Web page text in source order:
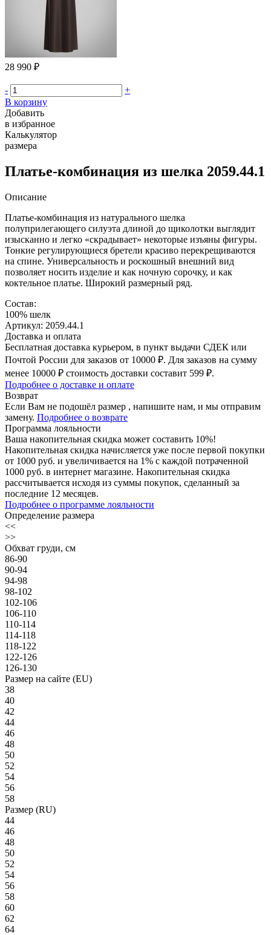
28 990 ₽
-
+
В корзину
Добавить
в избранное
Калькулятор
размера
Платье-комбинация из шелка 2059.44.1
Описание
Платье-комбинация из натурального шелка
полуприлегающего силуэта длиной до щиколотки выглядит
изысканно и легко «скрадывает» некоторые изъяны фигуры.
Тонкие регулирующиеся бретели красиво перекрещиваются
на спине. Универсальность и роскошный внешний вид
позволяет носить изделие и как ночную сорочку, и как
коктельное платье. Широкий размерный ряд.
Состав:
100% шелк
Артикул: 2059.44.1
Доставка и оплата
Бесплатная доставка курьером, в пункт выдачи СДЕК или
Почтой России для заказов от 10000 ₽. Для заказов на сумму
менее 10000 ₽ стоимость доставки составит 599 ₽.
Подробнее о доставке и оплате
Возврат
Если Вам не подошёл размер , напишите нам, и мы отправим
замену. Подробнее о возврате
Программа лояльности
Ваша накопительная скидка может составить 10%!
Накопительная скидка начисляется уже после первой покупки
от 1000 руб. и увеличивается на 1% с каждой потраченной
1000 руб. в интернет магазине. Накопительная скидка
рассчитывается исходя из суммы покупок, сделанный за
последние 12 месяцев.
Подробнее о программе лояльности
Определение размера
<<
>>
Обхват груди, см
86-90
90-94
94-98
98-102
102-106
106-110
110-114
114-118
118-122
122-126
126-130
Размер на сайте (EU)
38
40
42
44
46
48
50
52
54
56
58
Размер (RU)
44
46
48
50
52
54
56
58
60
62
64